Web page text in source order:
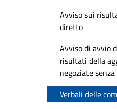
Avviso sui
diretto
Avviso di avvio
risultati della
negoziate
Verbali delle